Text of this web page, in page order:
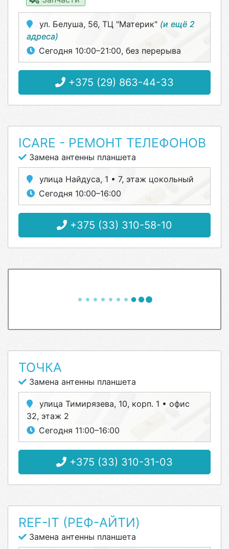
ул. Белуша, 56, ТЦ "Материк" (и ещё 2
адреса)
Сегодня 10:00–21:00, без перерыва
+375 (29) 863-44-33
ICARE - РЕМОНТ ТЕЛЕФОНОВ
Замена антенны планшета
улица Найдуса, 1 • 7, этаж цокольный
Сегодня 10:00–16:00
+375 (33) 310-58-10
ТОЧКА
Замена антенны планшета
улица Тимирязева, 10, корп. 1 • офис
32, этаж 2
Сегодня 11:00–16:00
+375 (33) 310-31-03
REF-IT (РЕФ-АЙТИ)
Замена антенны планшета